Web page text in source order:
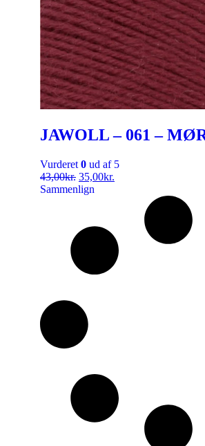
JAWOLL – 061 –
Vurderet 0 ud af 5
43,00kr. 35,00kr.
Sammenlign